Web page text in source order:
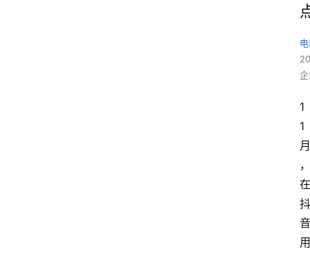
1
1
月
，
在
抖
音
用